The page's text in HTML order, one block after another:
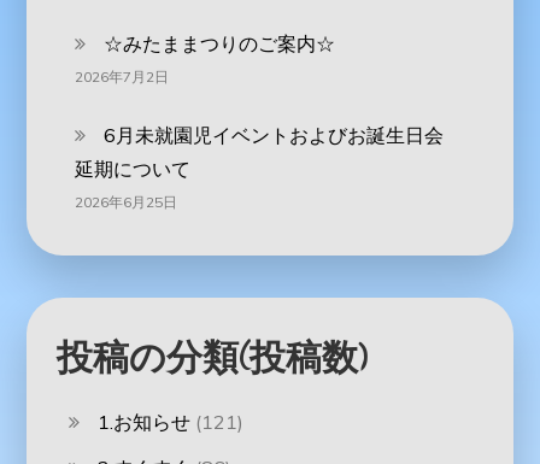
☆みたままつりのご案内☆
2026年7月2日
6月未就園児イベントおよびお誕生日会
延期について
2026年6月25日
投稿の分類(投稿数)
1.お知らせ (121)